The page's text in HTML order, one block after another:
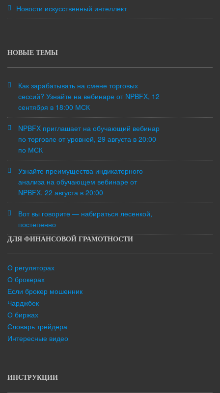
Новости искусственный интеллект
НОВЫЕ ТЕМЫ
Как зарабатывать на смене торговых
сессий? Узнайте на вебинаре от NPBFX, 12
сентября в 18:00 МСК
NPBFX приглашает на обучающий вебинар
по торговле от уровней, 29 августа в 20:00
по МСК
Узнайте преимущества индикаторного
анализа на обучающем вебинаре от
NPBFX, 22 августа в 20:00
Вот вы говорите — набираться лесенкой,
постепенно
ДЛЯ ФИНАНСОВОЙ ГРАМОТНОСТИ
О регуляторах
О брокерах
Если брокер мошенник
Чарджбек
О биржах
Словарь трейдера
Интересные видео
ИНСТРУКЦИИ